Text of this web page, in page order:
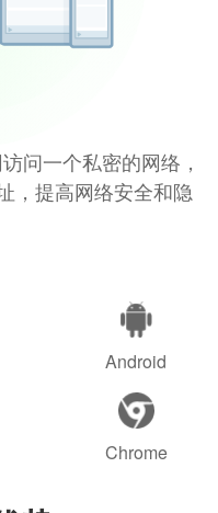
问一个私密的网络，
，提高网络安全和隐
Android
Chrome